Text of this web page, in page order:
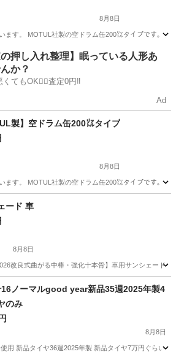
8月8日
ます。 MOTUL社製の空ドラム缶200㍑タイプです。
その他 MOTUL
の押し入れ整理】眠っている人形あ
か？
くてもOK🙆‍♀️査定0円‼️
Ad
製】空ドラム缶200㍑タイプ
8月8日
ます。 MOTUL社製の空ドラム缶200㍑タイプです。
その他
ード 車
8月8日
改良式曲がる中棒・強化十本骨】車用サンシェード
ノーマルgood year新品35週2025年製4
のみ
8月8日
用 新品タイヤ36週2025年製 新品タイヤ7万円ぐらい